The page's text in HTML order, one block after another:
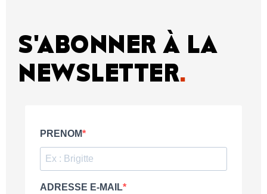
S'ABONNER À LA
NEWSLETTER.
PRENOM
ADRESSE E-MAIL